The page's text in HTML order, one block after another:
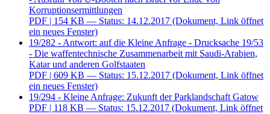
Korruptionsermittlungen
PDF | 154 KB — Status: 14.12.2017 (Dokument, Link öffnet
ein neues Fenster)
19/282 - Antwort: auf die Kleine Anfrage - Drucksache 19/53
- Die waffentechnische Zusammenarbeit mit Saudi-Arabien,
Katar und anderen Golfstaaten
PDF | 609 KB — Status: 15.12.2017 (Dokument, Link öffnet
ein neues Fenster)
19/294 - Kleine Anfrage: Zukunft der Parklandschaft Gatow
PDF | 118 KB — Status: 15.12.2017 (Dokument, Link öffnet